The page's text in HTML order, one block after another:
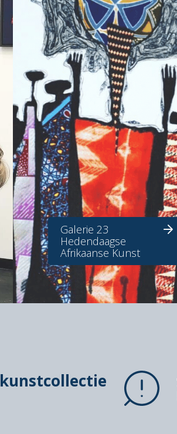
Galerie 23
Hedendaagse
Afrikaanse Kunst
kunstcollectie